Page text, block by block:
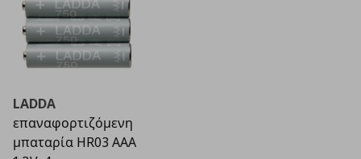
LADDA
επαναφορτιζόμενη
μπαταρία HR03 AAA